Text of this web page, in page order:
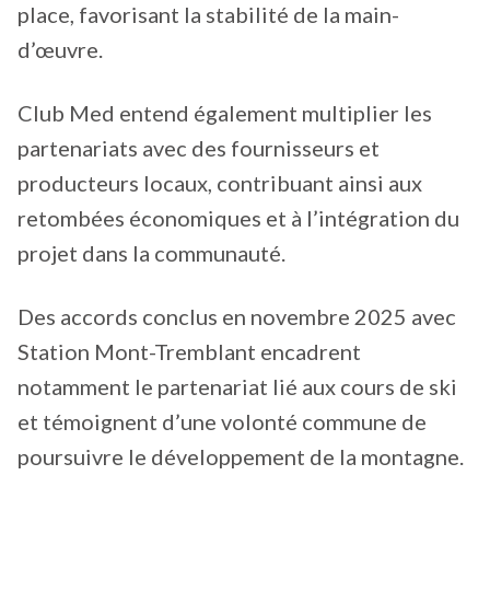
place, favorisant la stabilité de la main-
d’œuvre.
Club Med entend également multiplier les
partenariats avec des fournisseurs et
producteurs locaux, contribuant ainsi aux
retombées économiques et à l’intégration du
projet dans la communauté.
Des accords conclus en novembre 2025 avec
Station Mont-Tremblant encadrent
notamment le partenariat lié aux cours de ski
et témoignent d’une volonté commune de
poursuivre le développement de la montagne.